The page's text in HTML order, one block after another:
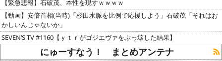
【緊急悲報】石破茂、本性を現すｗｗｗｗ
【動画】安倍首相(当時)「杉田水脈を比例で応援しよう」石破茂「それはお
かしいんじゃないか」
SEVEN’S TV #1160【ｙｔｒがゴジエヴァをぶっ壊した結果】
にゅーすなう！ まとめアンテナ